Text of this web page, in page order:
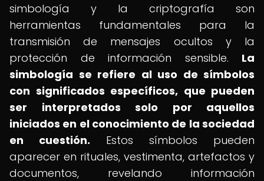
simbología y la criptografía son
herramientas fundamentales para la
transmisión de mensajes ocultos y la
protección de información sensible. La
simbología se refiere al uso de símbolos
con significados específicos, que pueden
ser interpretados solo por aquellos
iniciados en el conocimiento de la sociedad
en cuestión. Estos símbolos pueden
aparecer en rituales, vestimenta, artefactos y
documentos, revelando información